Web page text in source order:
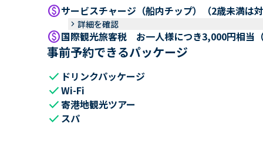
paidサービスチャージ（船内チップ）（2歳未満は
keyboard_arrow_right 詳細を確認
paid国際観光旅客税 お一人様につき3,000円相当
事前予約できるパッケージ
check ドリンクパッケージ
checkWi-Fi
check寄港地観光ツアー
check スパ